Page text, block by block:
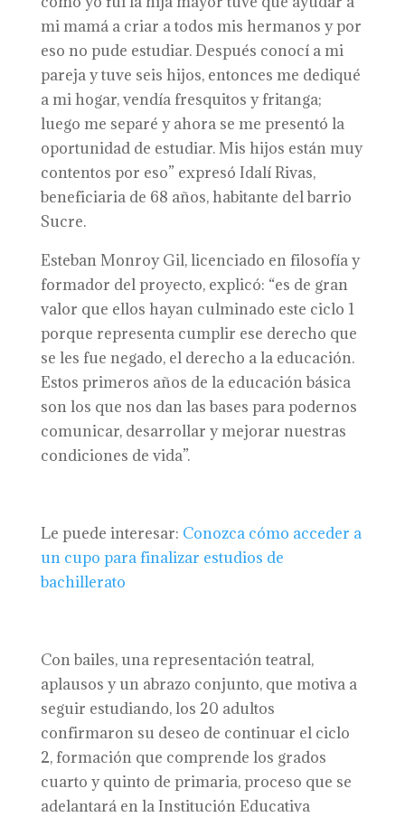
mi mamá a criar a todos mis hermanos y por
eso no pude estudiar. Después conocí a mi
pareja y tuve seis hijos, entonces me dediqué
a mi hogar, vendía fresquitos y fritanga;
luego me separé y ahora se me presentó la
oportunidad de estudiar. Mis hijos están muy
contentos por eso” expresó Idalí Rivas,
beneficiaria de 68 años, habitante del barrio
Sucre.
Esteban Monroy Gil, licenciado en filosofía y
formador del proyecto, explicó: “es de gran
valor que ellos hayan culminado este ciclo 1
porque representa cumplir ese derecho que
se les fue negado, el derecho a la educación.
Estos primeros años de la educación básica
son los que nos dan las bases para podernos
comunicar, desarrollar y mejorar nuestras
condiciones de vida”.
Le puede interesar: Conozca cómo acceder a
un cupo para finalizar estudios de
bachillerato
Con bailes, una representación teatral,
aplausos y un abrazo conjunto, que motiva a
seguir estudiando, los 20 adultos
confirmaron su deseo de continuar el ciclo
2, formación que comprende los grados
cuarto y quinto de primaria, proceso que se
adelantará en la Institución Educativa